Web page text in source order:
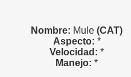
Nombre: Mule (CAT)
Aspecto: *
Velocidad: *
Manejo: *